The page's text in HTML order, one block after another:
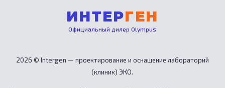
ИНТЕРГЕН
Официальный дилер Olympus
2026 © Intergen — проектирование и оснащение лабораторий
(клиник) ЭКО.